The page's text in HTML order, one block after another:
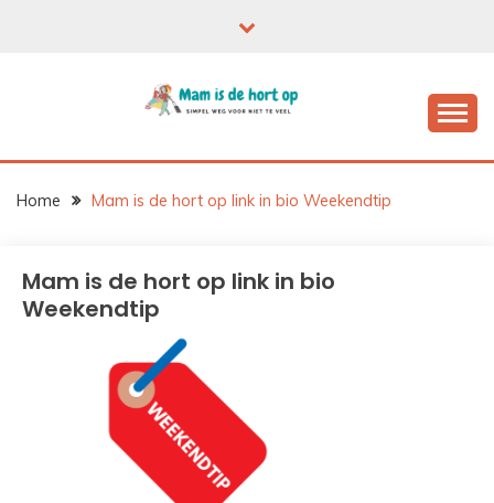
Home Mam is de hort op link in bio Weekendtip
Mam is de hort op link in bio
Weekendtip